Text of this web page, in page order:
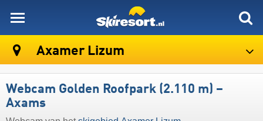
Axamer Lizum
Webcam Golden Roofpark (2.110 m) –
Axams